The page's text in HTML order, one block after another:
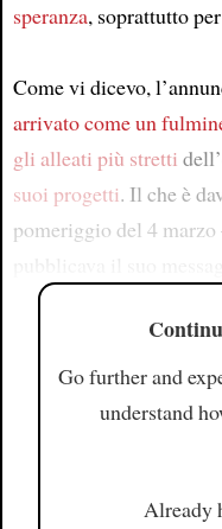
speranza, soprattutto
Come vi dicevo,
arrivato come un
gli alleati più stretti
suoi progetti. Il che è
pomeriggio del 4
Go further and
understand
Already